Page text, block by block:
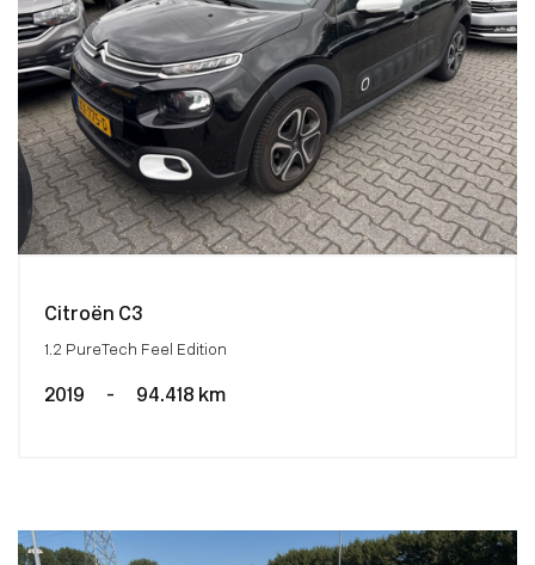
Citroën C3
1.2 PureTech Feel Edition
2019 - 94.418 km